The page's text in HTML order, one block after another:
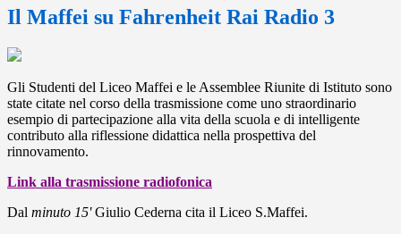
Il Maffei su Fahrenheit Rai Radio 3
Gli Studenti del Liceo Maffei e le Assemblee Riunite di Istituto sono
state citate nel corso della trasmissione come uno straordinario
esempio di partecipazione alla vita della scuola e di intelligente
contributo alla riflessione didattica nella prospettiva del
rinnovamento.
Link alla trasmissione radiofonica
Dal minuto 15'Giulio Cederna cita il Liceo S.Maffei.